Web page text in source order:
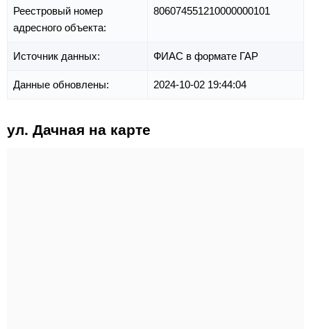
Реестровый номер
адресного объекта:
806074551210000000101
Источник данных: ФИАС в формате ГАР
Данные обновлены: 2024-10-02 19:44:04
ул. Дачная на карте